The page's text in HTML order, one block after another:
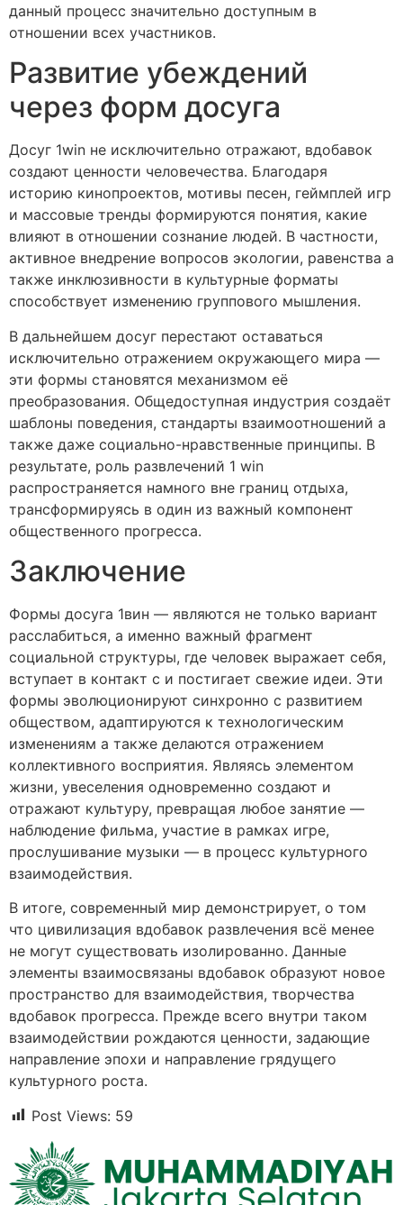
данный процесс значительно доступным в
отношении всех участников.
Развитие убеждений
через форм досуга
Досуг 1win не исключительно отражают, вдобавок
создают ценности человечества. Благодаря
историю кинопроектов, мотивы песен, геймплей игр
и массовые тренды формируются понятия, какие
влияют в отношении сознание людей. В частности,
активное внедрение вопросов экологии, равенства а
также инклюзивности в культурные форматы
способствует изменению группового мышления.
В дальнейшем досуг перестают оставаться
исключительно отражением окружающего мира —
эти формы становятся механизмом её
преобразования. Общедоступная индустрия создаёт
шаблоны поведения, стандарты взаимоотношений а
также даже социально-нравственные принципы. В
результате, роль развлечений 1 win
распространяется намного вне границ отдыха,
трансформируясь в один из важный компонент
общественного прогресса.
Заключение
Формы досуга 1вин — являются не только вариант
расслабиться, а именно важный фрагмент
социальной структуры, где человек выражает себя,
вступает в контакт с и постигает свежие идеи. Эти
формы эволюционируют синхронно с развитием
обществом, адаптируются к технологическим
изменениям а также делаются отражением
коллективного восприятия. Являясь элементом
жизни, увеселения одновременно создают и
отражают культуру, превращая любое занятие —
наблюдение фильма, участие в рамках игре,
прослушивание музыки — в процесс культурного
взаимодействия.
В итоге, современный мир демонстрирует, о том
что цивилизация вдобавок развлечения всё менее
не могут существовать изолированно. Данные
элементы взаимосвязаны вдобавок образуют новое
пространство для взаимодействия, творчества
вдобавок прогресса. Прежде всего внутри таком
взаимодействии рождаются ценности, задающие
направление эпохи и направление грядущего
культурного роста.
Post Views: 59